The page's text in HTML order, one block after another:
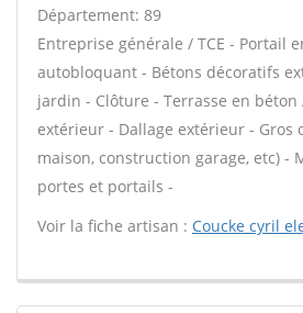
Département: 89
Entreprise générale / TCE - Portail
autobloquant - Bétons décoratifs
jardin - Clôture - Terrasse en béton
extérieur - Dallage extérieur - Gros
maison, construction garage, etc) -
portes et portails -
Voir la fiche artisan : Coucke cyril